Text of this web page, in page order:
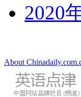
2020
About